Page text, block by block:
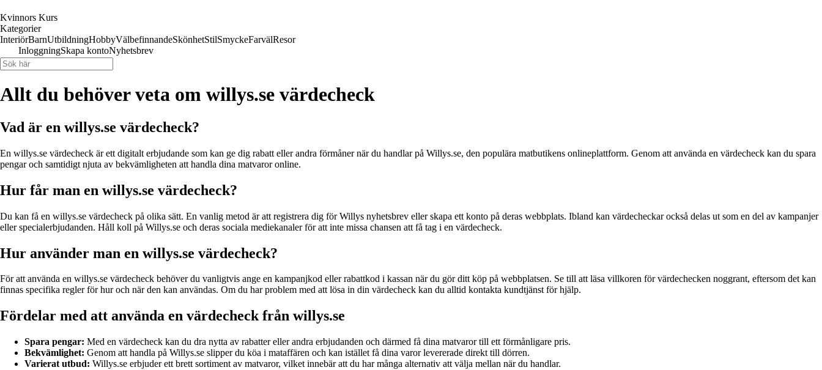
Kvinnors Kurs
Kategorier
InteriörBarnUtbildningHobbyVälbefinnandeSkönhetStilSmyckeFarvälResor
InloggningSkapa kontoNyhetsbrev
Allt du behöver veta om willys.se värdecheck
Vad är en willys.se värdecheck?
En willys.se värdecheck är ett digitalt erbjudande som kan ge dig rabatt eller andra förmåner när du handlar på Willys.se, den populära matbutikens onlineplattform. Genom att använda en värdecheck kan du spara
pengar och samtidigt njuta av bekvämligheten att handla dina matvaror online.
Hur får man en willys.se värdecheck?
Du kan få en willys.se värdecheck på olika sätt. En vanlig metod är att registrera dig för Willys nyhetsbrev eller skapa ett konto på deras webbplats. Ibland kan värdecheckar också delas ut som en del av kampanjer
eller specialerbjudanden. Håll koll på Willys.se och deras sociala mediekanaler för att inte missa chansen att få tag i en värdecheck.
Hur använder man en willys.se värdecheck?
För att använda en willys.se värdecheck behöver du vanligtvis ange en kampanjkod eller rabattkod i kassan när du gör ditt köp på webbplatsen. Se till att läsa villkoren för värdechecken noggrant, eftersom det kan
finnas specifika regler för hur och när den kan användas. Om du har problem med att lösa in din värdecheck kan du alltid kontakta kundtjänst för hjälp.
Fördelar med att använda en värdecheck från willys.se
Spara pengar: Med en värdecheck kan du dra nytta av rabatter eller andra erbjudanden och därmed få dina matvaror till ett förmånligare pris.
Bekvämlighet: Genom att handla på Willys.se slipper du köa i mataffären och kan istället få dina varor levererade direkt till dörren.
Varierat utbud: Willys.se erbjuder ett brett sortiment av matvaror, vilket innebär att du har många alternativ att välja mellan när du handlar.